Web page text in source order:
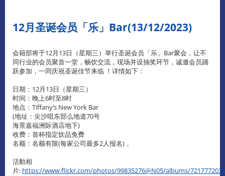
12月圣诞会员「乐」Bar(13/12/2023)
会籍部将于12月13日（星期三）举行圣诞会员「乐」Bar聚会，让不
同行业的会员聚首一堂，畅饮交流，现场并设抽奖环节，诚邀会员踊
跃参加，一同庆祝圣诞佳节来临 ！详情如下：
日期：12月13日（星期三）
时间：晚上6时至8时
地点：Tiffany’s New York Bar
(地址：尖沙咀东部么地道70号
海景嘉福洲际酒店地下)
收费：首杯指定饮品免费
名额：名额有限(每家公司最多2人报名)，
活動相
片: https://www.flickr.com/photos/99835276@N05/albums/